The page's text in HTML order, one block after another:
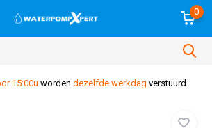
0
15:00u worden dezelfde werkdag verstuurd